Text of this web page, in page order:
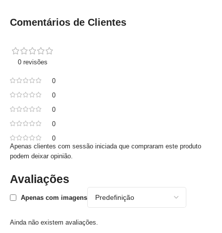
Comentários de Clientes
0 revisões
0
0
0
0
0
Avaliações
Apenas com imagens
Ainda não existem avaliações.
Apenas clientes com sessão iniciada que compraram este produto
podem deixar opinião.